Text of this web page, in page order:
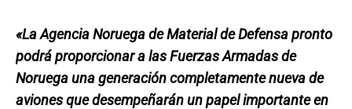
«La Agencia Noruega de Material de Defensa pronto
podrá proporcionar a las Fuerzas Armadas de
Noruega una generación completamente nueva de
aviones que desempeñarán un papel importante en